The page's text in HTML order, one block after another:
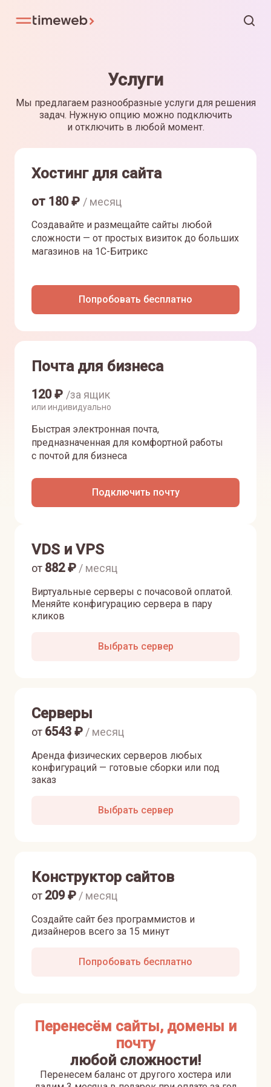
Услуги
Мы предлагаем разнообразные услуги для решения
задач. Нужную опцию можно подключить
и отключить в любой момент.
Хостинг для сайта
от 180₽ / месяц
Создавайте и размещайте сайты любой
сложности — от простых визиток до больших
магазинов на 1С-Битрикс
Попробовать бесплатно
Почта для бизнеса
120₽ /за ящик
или индивидуально
Быстрая электронная почта,
предназначенная для комфортной работы
с почтой для бизнеса
Подключить почту
VDS и VPS
Виртуальные серверы с почасовой оплатой.
Меняйте конфигурацию сервера в пару
кликов
от 882₽ / месяц
Выбрать сервер
Серверы
Аренда физических серверов любых
конфигураций — готовые сборки или под
заказ
от 6543 ₽ / месяц
Выбрать сервер
Конструктор сайтов
Создайте сайт без программистов и
дизайнеров всего за 15 минут
от 209₽ / месяц
Попробовать бесплатно
Перенесём сайты, домены и
почту
любой сложности!
Перенесем баланс от другого хостера или